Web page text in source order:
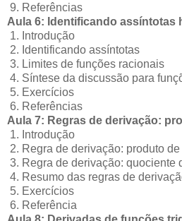
9. Referências
Aula 6: Identificando assíntotas
1. Introdução
2. Identificando assíntotas
3. Limites de funções racionais
4. Síntese da discussão para
5. Exercícios
6. Referências
Aula 7: Regras de derivação:
1. Introdução
2. Regra de derivação: produto
3. Regra de derivação: quociente
4. Resumo das regras de
5. Exercícios
6. Referência